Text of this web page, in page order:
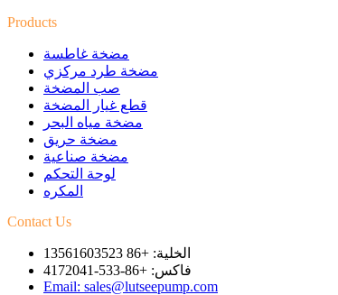
Products
مضخة غاطسة
مضخة طرد مركزي
صب المضخة
قطع غيار المضخة
مضخة مياه البحر
مضخة حريق
مضخة صناعية
لوحة التحكم
المكره
Contact Us
الخلية: +86 13561603523
فاكس: +86-533-4172041
Email: sales@lutseepump.com